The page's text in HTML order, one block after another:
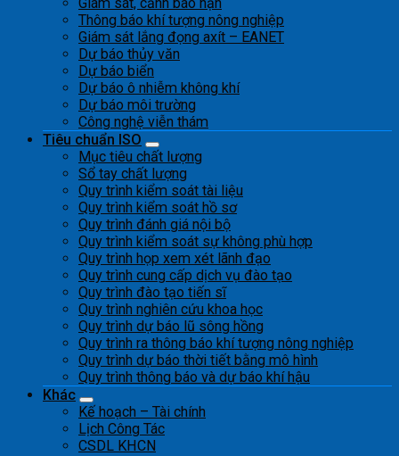
Thông báo khí tượng nông nghiệp
Giám sát lắng đọng axít – EANET
Dự báo thủy văn
Dự báo biển
Dự báo ô nhiễm không khí
Dự báo môi trường
Công nghệ viễn thám
Tiêu chuẩn ISO
Mục tiêu chất lượng
Sổ tay chất lượng
Quy trình kiểm soát tài liệu
Quy trình kiểm soát hồ sơ
Quy trình đánh giá nội bộ
Quy trình kiểm soát sự không phù hợp
Quy trình họp xem xét lãnh đạo
Quy trình cung cấp dịch vụ đào tạo
Quy trình đào tạo tiến sĩ
Quy trình nghiên cứu khoa học
Quy trình dự báo lũ sông hồng
Quy trình ra thông báo khí tượng nông nghiệp
Quy trình dự báo thời tiết bằng mô hình
Quy trình thông báo và dự báo khí hậu
Khác
Kế hoạch – Tài chính
Lịch Công Tác
CSDL KHCN